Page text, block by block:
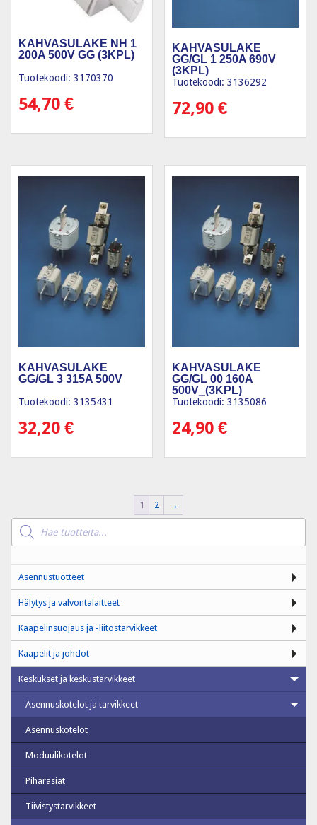
KAHVASULAKE NH 1
200A 500V GG (3KPL)
Tuotekoodi: 3170370
54,70 €
KAHVASULAKE
GG/GL 1 250A 690V
(3KPL)
Tuotekoodi: 3136292
72,90€
KAHVASULAKE
GG/GL 3 315A 500V
Tuotekoodi: 3135431
32,20 €
KAHVASULAKE
GG/GL 00 160A
500V_(3KPL)
Tuotekoodi: 3135086
24,90€
1 2
→
Products
search
Asennustuotteet
Hälytys ja valvontalaitteet
Kaapelinsuojaus ja -liitostarvikkeet
Kaapelit ja johdot
Keskukset ja keskustarvikkeet
Asennuskotelot ja tarvikkeet
Asennuskotelot
Moduulikotelot
Piharasiat
Tiivistystarvikkeet